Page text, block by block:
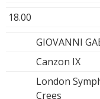
18.00
GIOVANNI
Canzon IX
London
Crees